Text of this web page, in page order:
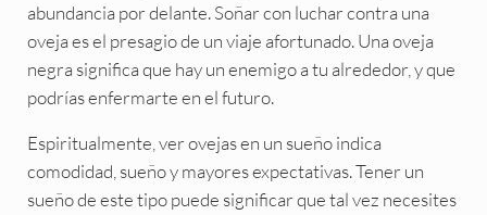
abundancia por delante. Soñar con luchar contra una
oveja es el presagio de un viaje afortunado. Una oveja
negra significa que hay un enemigo a tu alrededor, y que
podrías enfermarte en el futuro.
Espiritualmente, ver ovejas en un sueño indica
comodidad, sueño y mayores expectativas. Tener un
sueño de este tipo puede significar que tal vez necesites